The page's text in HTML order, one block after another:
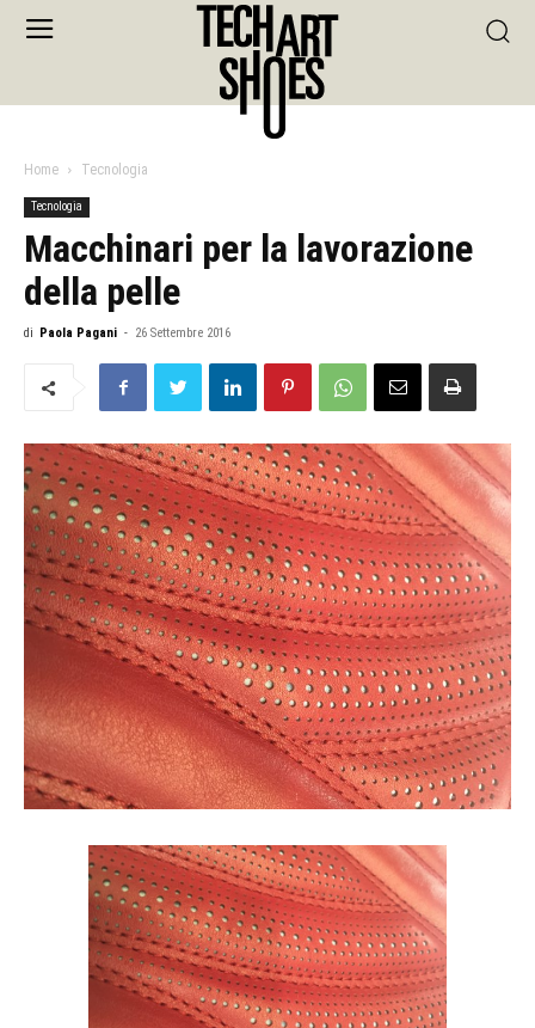
Home Tecnologia
Tecnologia
Macchinari per la lavorazione
della pelle
di Paola Pagani - 26 Settembre 2016